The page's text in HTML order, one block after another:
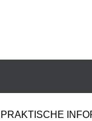
PRAKTISCHE